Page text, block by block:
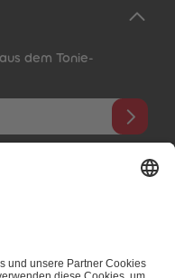
dem Tonie-
E-Mail-Newsletter, der
(z.B. Account-
bereitgestellten